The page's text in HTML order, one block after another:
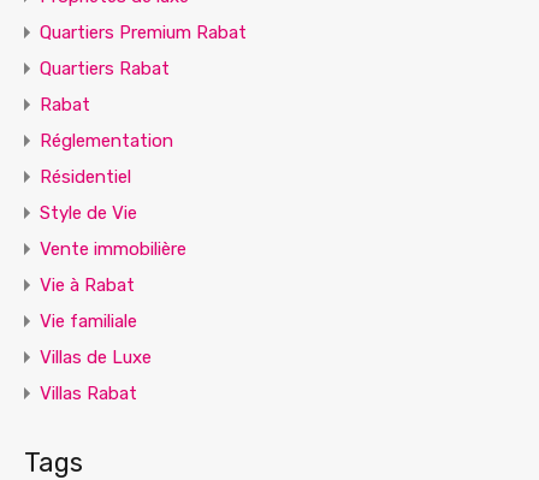
Quartiers Premium Rabat
Quartiers Rabat
Rabat
Réglementation
Résidentiel
Style de Vie
Vente immobilière
Vie à Rabat
Vie familiale
Villas de Luxe
Villas Rabat
Tags